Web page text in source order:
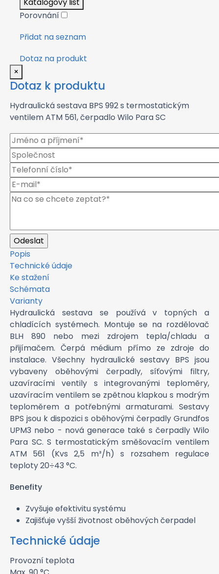
Porovnání
Přidat na seznam
Dotaz na produkt
×
Dotaz k produktu
Hydraulická sestava BPS 992 s termostatickým
ventilem ATM 561, čerpadlo Wilo Para SC
Popis
Technické údaje
Ke stažení
Schémata
Varianty
Hydraulická sestava se používá v topných a
chladících systémech. Montuje se na rozdělovač
BLH 890 nebo mezi zdrojem tepla/chladu a
přijímačem. Čerpá médium přímo ze zdroje do
instalace. Všechny hydraulické sestavy BPS jsou
vybaveny oběhovými čerpadly, síťovými filtry,
uzavíracími ventily s integrovanými teploměry,
uzavíracím ventilem se zpětnou klapkou s modrým
teploměrem a potřebnými armaturami. Sestavy
BPS jsou k dispozici s oběhovými čerpadly Grundfos
UPM3 nebo - nová generace také s čerpadly Wilo
Para SC. S termostatickým směšovacím ventilem
ATM 561 (Kvs 2,5 m³/h) s rozsahem regulace
teploty 20÷43 °C.
Benefity
Zvyšuje efektivitu systému
Zajišťuje vyšší životnost oběhových čerpadel
Technické údaje
Provozní teplota